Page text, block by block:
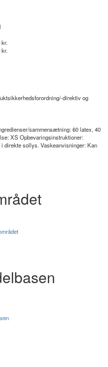
kr.
kr.
direktiv og
sammensætning: 60 latex, 40
XS Opbevaringsinstruktioner:
direkte sollys. Vaskeanvisninger: Kan